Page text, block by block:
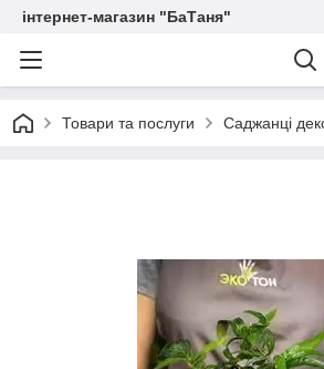
інтернет-магазин "БаТаня"
Товари та послуги Саджанці